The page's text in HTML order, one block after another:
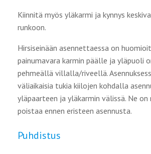
Kiinnitä myös yläkarmi ja kynnys
runkoon.
Hirsiseinään asennettaessa on
painumavara karmin päälle ja yläpuoli
pehmeällä villalla/riveellä.
väliaikaisia tukia kiilojen kohdalla
yläpaarteen ja yläkarmin välissä. Ne
poistaa ennen eristeen asennusta.
Puhdistus